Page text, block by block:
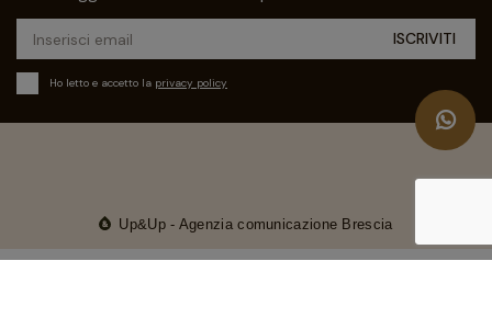
Ho letto e accetto la privacy policy
Up&Up - Agenzia comunicazione Brescia